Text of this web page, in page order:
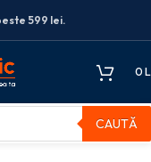
599 lei.
0
CAUTĂ
Fresh Treatment 1kg